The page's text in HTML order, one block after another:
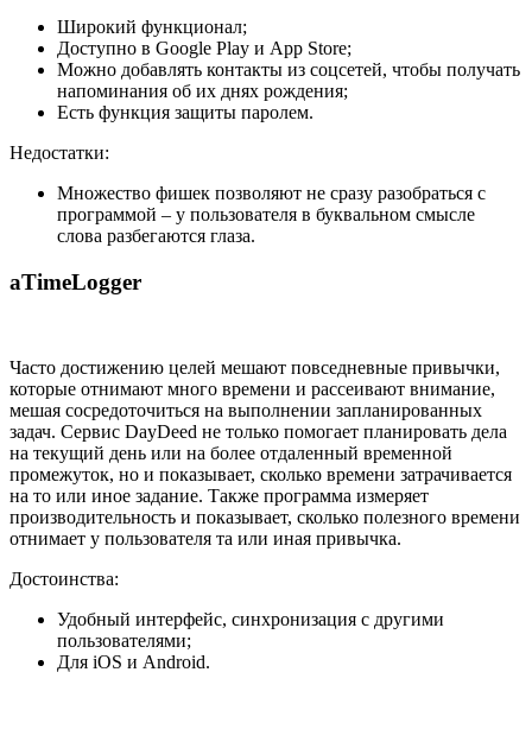
Широкий функционал;
Доступно в Google Play и App Store;
Можно добавлять контакты из соцсетей, чтобы получать
напоминания об их днях рождения;
Есть функция защиты паролем.
Недостатки:
Множество фишек позволяют не сразу разобраться с
программой – у пользователя в буквальном смысле
слова разбегаются глаза.
aTimeLogger
Часто достижению целей мешают повседневные привычки,
которые отнимают много времени и рассеивают внимание,
мешая сосредоточиться на выполнении запланированных
задач. Сервис DayDeed не только помогает планировать дела
на текущий день или на более отдаленный временной
промежуток, но и показывает, сколько времени затрачивается
на то или иное задание. Также программа измеряет
производительность и показывает, сколько полезного времени
отнимает у пользователя та или иная привычка.
Достоинства:
Удобный интерфейс, синхронизация с другими
пользователями;
Для iOS и Android.